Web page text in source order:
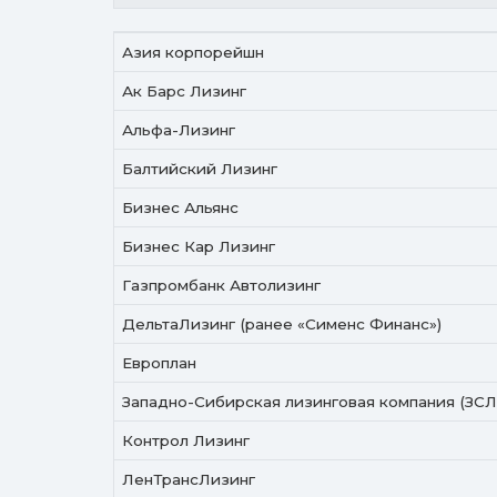
Название компании
Азия корпорейшн
Ак Барс Лизинг
Альфа-Лизинг
Балтийский Лизинг
Бизнес Альянс
Бизнес Кар Лизинг
Газпромбанк Автолизинг
ДельтаЛизинг (ранее «Сименс Финанс»)
Европлан
Западно-Сибирская лизинговая компания
Контрол Лизинг
ЛенТрансЛизинг